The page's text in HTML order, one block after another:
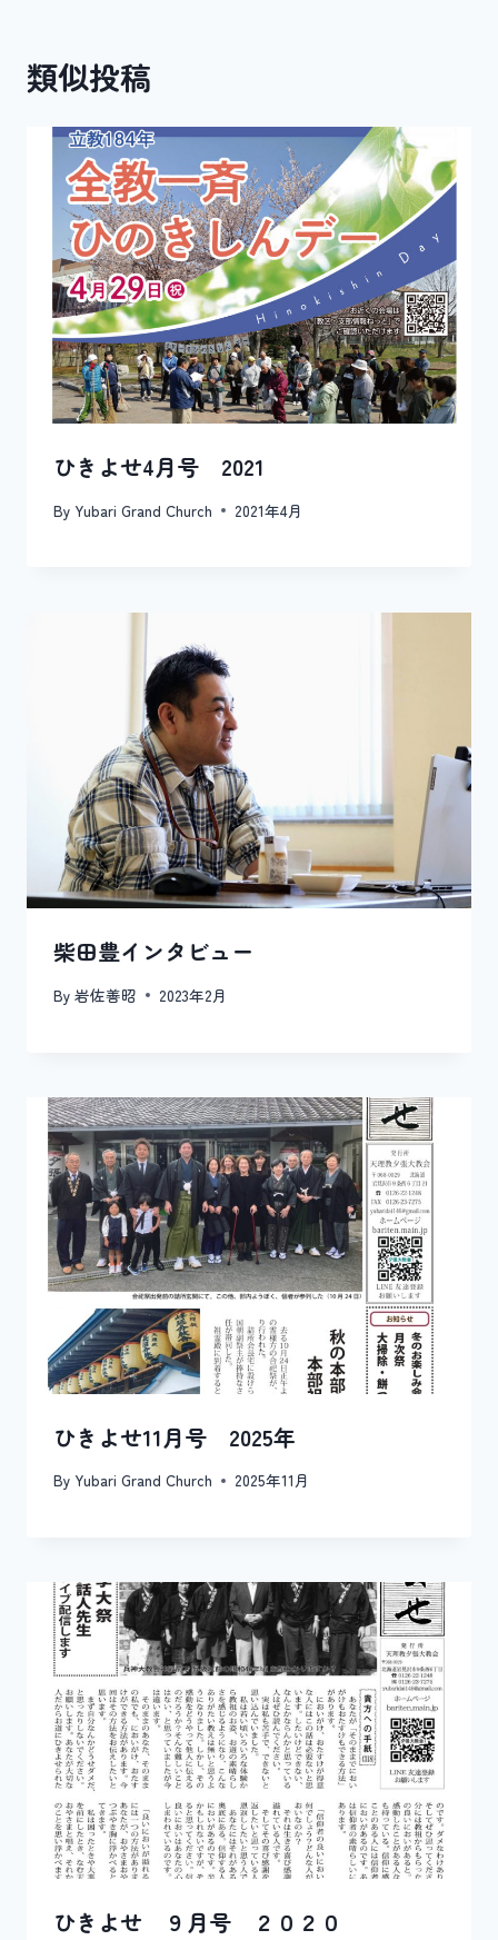
ゲ
ー
ン
類似投稿
ひきよせ4月号 2021
By Yubari Grand Church 2021年4月
柴田豊インタビュー
By 岩佐善昭 2023年2月
ひきよせ11月号 2025年
By Yubari Grand Church 2025年11月
ひきよせ ９月号 ２０２０